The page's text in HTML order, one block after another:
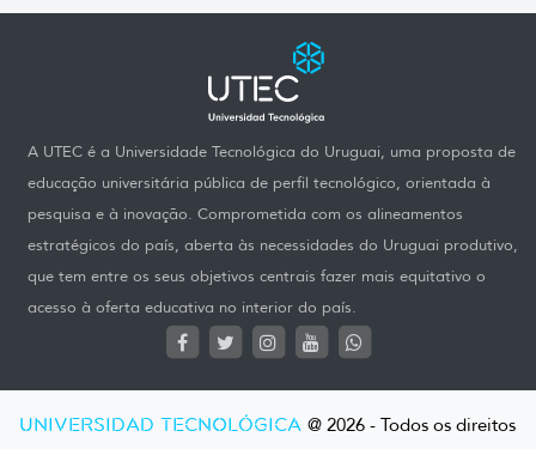
A UTEC é a Universidade Tecnológica do Uruguai, uma proposta de
educação universitária pública de perfil tecnológico, orientada à
pesquisa e à inovação. Comprometida com os alineamentos
estratégicos do país, aberta às necessidades do Uruguai produtivo,
que tem entre os seus objetivos centrais fazer mais equitativo o
acesso à oferta educativa no interior do país.
UNIVERSIDAD TECNOLÓGICA @ 2026 - Todos os direitos